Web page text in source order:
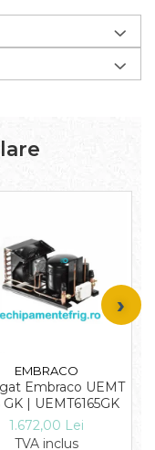
EMBRACO
Embraco UEMT
GK | UEMT6165GK
1.672,00 Lei
TVA inclus